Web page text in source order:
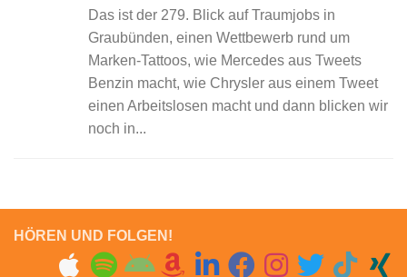
Das ist der 279. Blick auf Traumjobs in
Graubünden, einen Wettbewerb rund um
Marken-Tattoos, wie Mercedes aus Tweets
Benzin macht, wie Chrysler aus einem Tweet
einen Arbeitslosen macht und dann blicken wir
noch in...
HÖREN UND FOLGEN!